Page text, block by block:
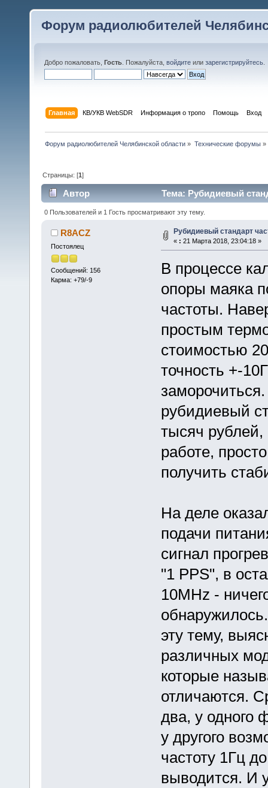
Форум радиолюбителей
Добро пожаловать, Гость . Пожалуйста, войдите или зарегистрируйтесь
Главная КВ/УКВ WebSDR Информация о тропо Помощь Вход
Форум радиолюбителей Челябинской области » Технические форумы»
Страницы: [1]
Автор Тема: Рубидиевый
0 Пользователей и 1 Гость просматривают эту тему.
R8ACZ
Постоялец
Сообщений: 156
Карма: +79/-9
Рубидиевый стандарт
« : 21 Марта 2018, 23:04:18 »
В процессе
опоры маяка
частоты.
простым
стоимостью
точность +-
рубидиевый
тысяч рублей,
работе,
получить
На деле
подачи
сигнал
"1 PPS", в
10MHz -
эту тему,
различных
которые
отличаются.
два, у одного
у другого
частоту 1Гц
выводится. И